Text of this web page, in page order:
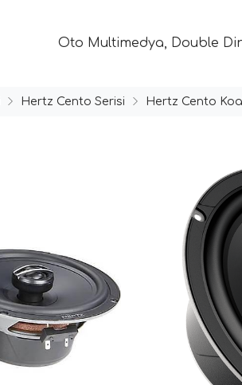
Oto Multimedya, Double
Hertz Cento Serisi Hertz Cento